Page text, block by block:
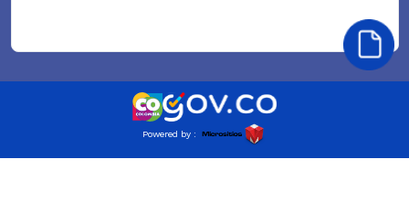
Powered by :